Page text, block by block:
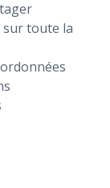
sur toute la